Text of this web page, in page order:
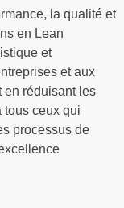
la qualité et
en Lean
et
et aux
en réduisant les
tous ceux qui
processus de